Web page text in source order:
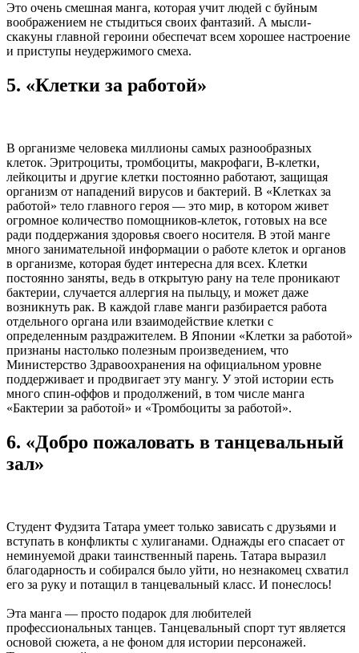
Это очень смешная манга, которая учит людей с буйным
воображением не стыдиться своих фантазий. А мысли-
скакуны главной героини обеспечат всем хорошее настроение
и приступы неудержимого смеха.
5. «Клетки за работой»
В организме человека миллионы самых разнообразных
клеток. Эритроциты, тромбоциты, макрофаги, В-клетки,
лейкоциты и другие клетки постоянно работают, защищая
организм от нападений вирусов и бактерий. В «Клетках за
работой» тело главного героя — это мир, в котором живет
огромное количество помощников-клеток, готовых на все
ради поддержания здоровья своего носителя. В этой манге
много занимательной информации о работе клеток и органов
в организме, которая будет интересна для всех. Клетки
постоянно заняты, ведь в открытую рану на теле проникают
бактерии, случается аллергия на пыльцу, и может даже
возникнуть рак. В каждой главе манги разбирается работа
отдельного органа или взаимодействие клетки с
определенным раздражителем. В Японии «Клетки за работой»
признаны настолько полезным произведением, что
Министерство Здравоохранения на официальном уровне
поддерживает и продвигает эту мангу. У этой истории есть
много спин-оффов и продолжений, в том числе манга
«Бактерии за работой» и «Тромбоциты за работой».
6. «Добро пожаловать в танцевальный
зал»
Студент Фудзита Татара умеет только зависать с друзьями и
вступать в конфликты с хулиганами. Однажды его спасает от
неминуемой драки таинственный парень. Татара выразил
благодарность и собирался было уйти, но незнакомец схватил
его за руку и потащил в танцевальный класс. И понеслось!
Эта манга — просто подарок для любителей
профессиональных танцев. Танцевальный спорт тут является
основой сюжета, а не фоном для истории персонажей.